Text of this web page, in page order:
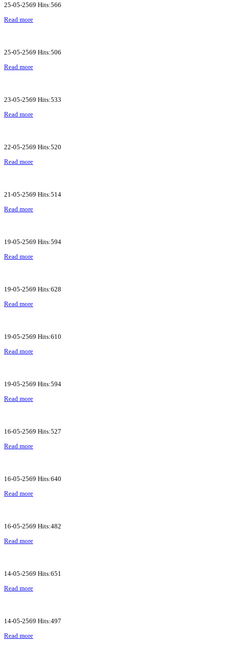
25-05-2569 Hits:566
Read more
25-05-2569 Hits:506
Read more
23-05-2569 Hits:533
Read more
22-05-2569 Hits:520
Read more
21-05-2569 Hits:514
Read more
19-05-2569 Hits:594
Read more
19-05-2569 Hits:628
Read more
19-05-2569 Hits:610
Read more
19-05-2569 Hits:594
Read more
16-05-2569 Hits:527
Read more
16-05-2569 Hits:640
Read more
16-05-2569 Hits:482
Read more
14-05-2569 Hits:651
Read more
14-05-2569 Hits:497
Read more